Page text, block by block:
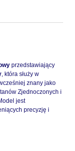
przedstawiający
, która służy w
znany jako
Zjednoczonych i
jest
precyzję i